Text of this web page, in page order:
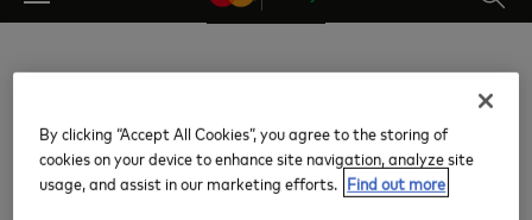
Ottawa/Macdonald-Cartier (YOW)
Salas VIP
By clicking “Accept All Cookies”, you agree to the storing of
cookies on your device to enhance site navigation, analyze site
usage, and assist in our marketing efforts. Find out more